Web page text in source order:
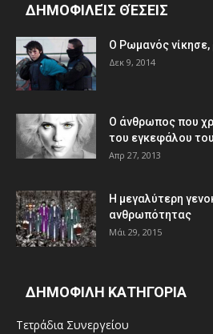
ΔΗΜΟΦΙΛΕΊΣ ΘΈΣΕΙΣ
Ο Ρωμανός
Δεκ 9, 2014
Ο άνθρωπος που
του εγκεφάλου του
Απρ 27, 2013
Η μεγαλύτερη
ανθρωπότητας
Μάι 29, 2015
ΔΗΜΟΦΙΛΗ ΚΑΤΗΓΟΡΙΑ
Τετράδια Συνεργείου